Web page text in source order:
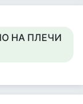
НА ПЛЕЧИ